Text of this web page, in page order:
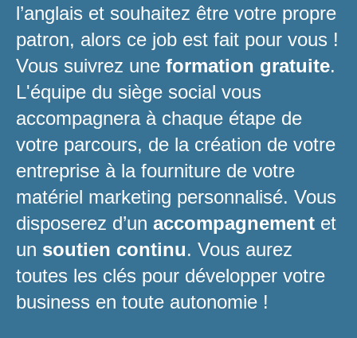
l’anglais et souhaitez être votre propre
patron, alors ce job est fait pour vous !
Vous suivrez une formation gratuite.
L'équipe du siège social vous
accompagnera à chaque étape de
votre parcours, de la création de votre
entreprise à la fourniture de votre
matériel marketing personnalisé. Vous
disposerez d’un accompagnement et
un soutien continu. Vous aurez
toutes les clés pour développer votre
business en toute autonomie !